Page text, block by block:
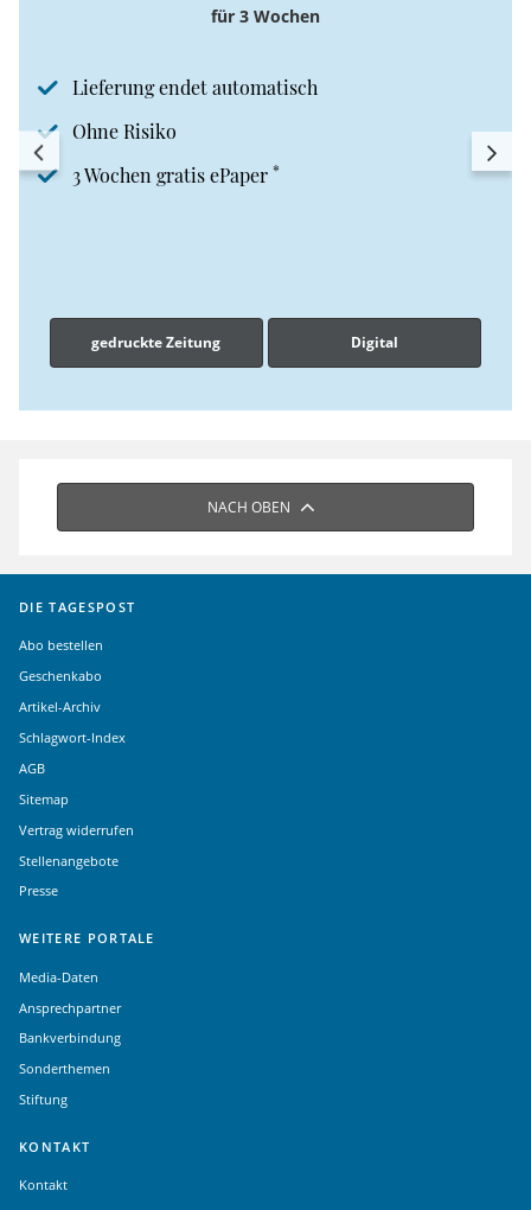
für 3 Wochen
Lieferung endet automatisch
Ohne Risiko
3 Wochen gratis ePaper *
gedruckte Zeitung Digital
NACH OBEN
DIE TAGESPOST
Abo bestellen
Geschenkabo
Artikel-Archiv
Schlagwort-Index
AGB
Sitemap
Vertrag widerrufen
Stellenangebote
Presse
WEITERE PORTALE
Media-Daten
Ansprechpartner
Bankverbindung
Sonderthemen
Stiftung
KONTAKT
Kontakt